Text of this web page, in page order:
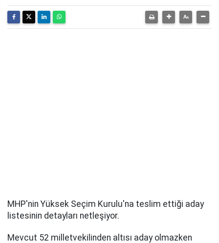
MHP'nin Yüksek Seçim Kurulu'na teslim ettiği aday
listesinin detayları netleşiyor.
Mevcut 52 milletvekilinden altısı aday olmazken